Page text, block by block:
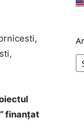
finanțat